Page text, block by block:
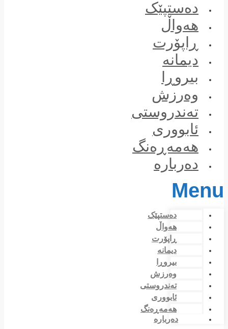
دەستپێک
هەواڵ
ڕاپۆرت
دیمانە
بیروڕا
وەرزش
تەندروستی
ئابووری
هەمەڕەنگ
دەربارە
Menu
دەستپێک
هەواڵ
ڕاپۆرت
دیمانە
بیروڕا
وەرزش
تەندروستی
ئابووری
هەمەڕەنگ
دەربارە